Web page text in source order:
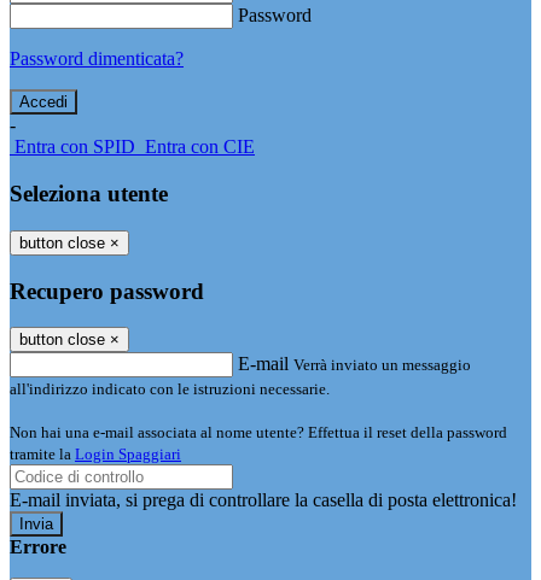
Password
Password dimenticata?
-
Entra con SPID Entra con CIE
Seleziona utente
button close ×
Recupero password
button close ×
E-mail Verrà inviato un messaggio
all'indirizzo indicato con le istruzioni necessarie.
Non hai una e-mail associata al nome utente? Effettua il reset della password
tramite la Login Spaggiari
E-mail inviata, si prega di controllare la casella di posta elettronica!
Errore